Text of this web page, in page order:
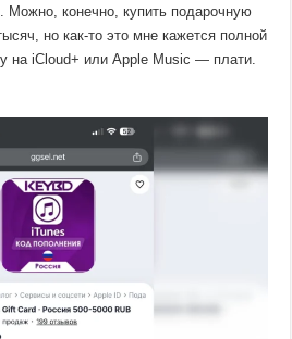
Можно, конечно, купить подарочную
но как-то это мне кажется полной
на iCloud+ или Apple Music — плати.